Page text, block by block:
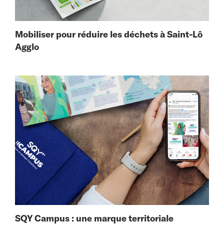
Mobiliser pour réduire les déchets à Saint-Lô
Agglo
SQY Campus : une marque territoriale